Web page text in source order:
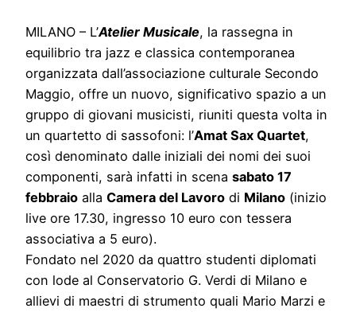
MILANO – L’Atelier Musicale, la rassegna in
equilibrio tra jazz e classica contemporanea
organizzata dall’associazione culturale Secondo
Maggio, offre un nuovo, significativo spazio a un
gruppo di giovani musicisti, riuniti questa volta in
un quartetto di sassofoni: l’Amat Sax Quartet,
così denominato dalle iniziali dei nomi dei suoi
componenti, sarà infatti in scena sabato 17
febbraio alla Camera del Lavoro di Milano (inizio
live ore 17.30, ingresso 10 euro con tessera
associativa a 5 euro).
Fondato nel 2020 da quattro studenti diplomati
con lode al Conservatorio G. Verdi di Milano e
allievi di maestri di strumento quali Mario Marzi e